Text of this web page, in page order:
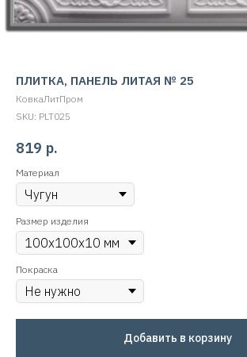
ПЛИТКА, ПАНЕЛЬ ЛИТАЯ № 25
КовкаЛитПром
SKU: PLT025
819 р.
Материал
Размер изделия
Покраска
Добавить в корзину